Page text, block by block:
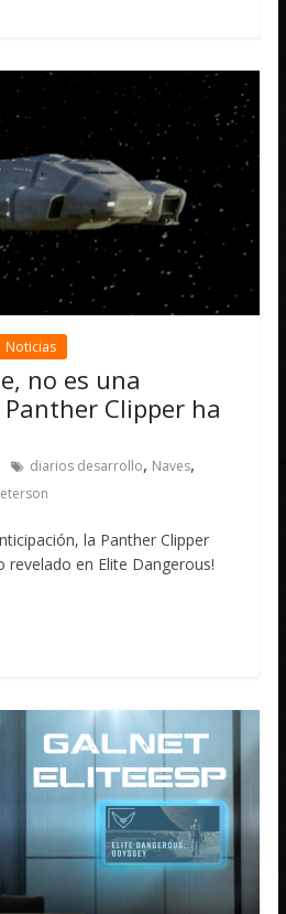
Noticias
no es una
Clipper ha
diarios desarrollo, Naves,
la Panther Clipper
revelado en Elite Dangerous!